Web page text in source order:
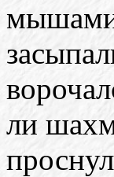
мышами
ли